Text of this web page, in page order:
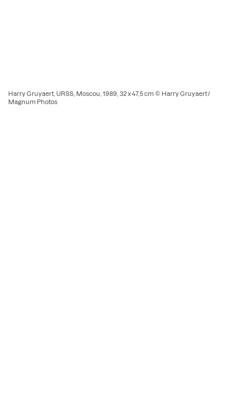
Harry Gruyaert, URSS, Moscou, 1989, 32 x 47,5 cm © Harry Gruyaert /
Magnum Photos